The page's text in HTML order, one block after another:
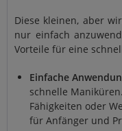
Diese kleinen, aber
nur einfach
Vorteile für eine
Einfache
schnelle
Fähigkeiten oder
für Anfänger und